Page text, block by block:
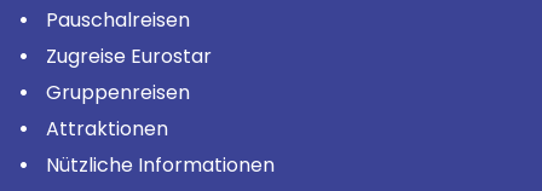
Pauschalreisen
Zugreise Eurostar
Gruppenreisen
Attraktionen
Nützliche Informationen